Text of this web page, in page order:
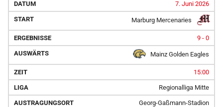
7. Juni 2026
Marburg Mercenaries
9 - 0
Mainz Golden Eagles
15:00
Regionalliga Mitte
Georg-Gaßmann-Stadion